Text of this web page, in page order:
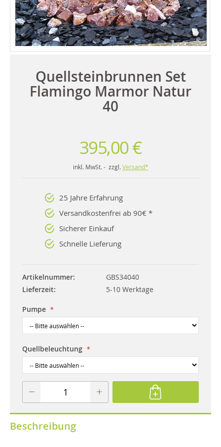
Quellsteinbrunnen Set
Flamingo Marmor Natur
40
395,00 €
inkl. MwSt. - zzgl. Versand*
25 Jahre Erfahrung
Versandkostenfrei ab 90€ *
Sicherer Einkauf
Schnelle Lieferung
Artikelnummer
GBS34040
Lieferzeit
5-10 Werktage
Pumpe
Quellbeleuchtung
Beschreibung